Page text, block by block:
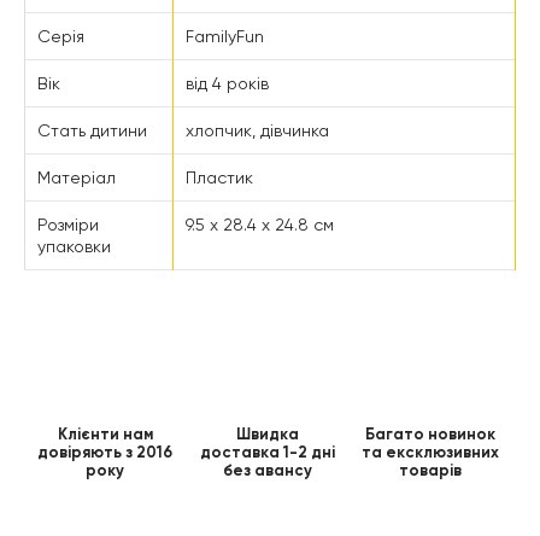
Серія FamilyFun
Вік від 4 років
Стать дитини хлопчик, дівчинка
Матеріал Пластик
Розміри
упаковки
9.5 x 28.4 x 24.8 см
Клієнти нам
довіряють з 2016
року
Швидка
доставка 1-2 дні
без авансу
Багато новинок
та ексклюзивних
товарів